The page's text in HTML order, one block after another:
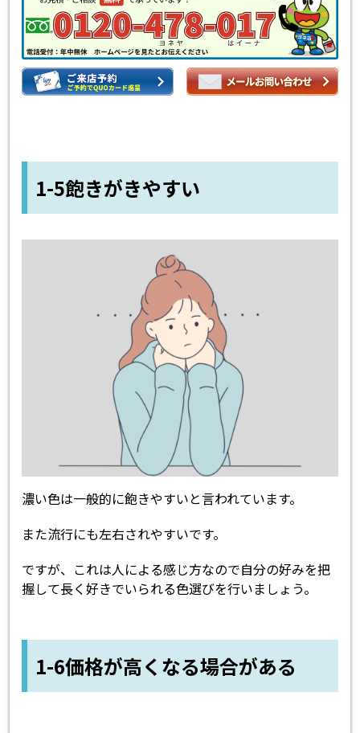
1-5飽きがきやすい
濃い色は一般的に飽きやすいと言われています。
また流行にも左右されやすいです。
ですが、これは人による感じ方なので自分の好みを把
握して長く好きでいられる色選びを行いましょう。
1-6価格が高くなる場合がある